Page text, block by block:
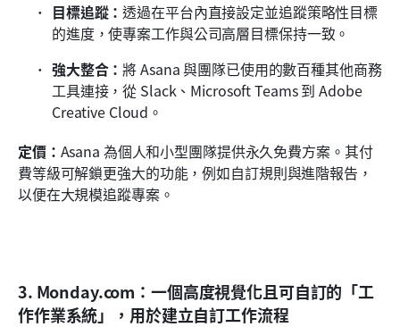
目標追蹤：透過在平台內直接設定並追蹤策略性目標
的進度，使專案工作與公司高層目標保持一致。
強大整合：將 Asana 與團隊已使用的數百種其他商務
工具連接，從 Slack、Microsoft Teams 到 Adobe
Creative Cloud。
定價： Asana 為個人和小型團隊提供永久免費方案。其付
費等級可解鎖更強大的功能，例如自訂規則與進階報告，
以便在大規模追蹤專案。
3. Monday.com：一個高度視覺化且可自訂的「工
作作業系統」，用於建立自訂工作流程